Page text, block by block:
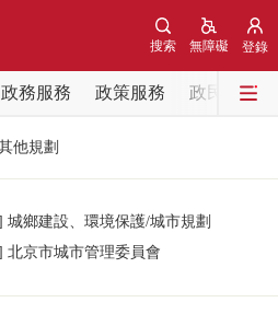
登錄
無障礙
搜索
政務服務 政策服務
政民互動
中央精神
北京要聞
他規劃
城鄉建設、環境保護/城市規劃
北京市城市管理委員會